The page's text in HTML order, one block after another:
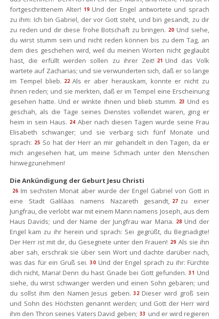
fortgeschrittenem Alter! 19 Und der Engel antwortete und sprach
zu ihm: Ich bin Gabriel, der vor Gott steht, und bin gesandt, zu dir
zu reden und dir diese frohe Botschaft zu bringen. 20 Und siehe,
du wirst stumm sein und nicht reden können bis zu dem Tag, an
dem dies geschehen wird, weil du meinen Worten nicht geglaubt
hast, die erfüllt werden sollen zu ihrer Zeit! 21 Und das Volk
wartete auf Zacharias; und sie verwunderten sich, daß er so lange
im Tempel blieb. 22 Als er aber herauskam, konnte er nicht zu
ihnen reden; und sie merkten, daß er im Tempel eine Erscheinung
gesehen hatte. Und er winkte ihnen und blieb stumm. 23 Und es
geschah, als die Tage seines Dienstes vollendet waren, ging er
heim in sein Haus. 24 Aber nach diesen Tagen wurde seine Frau
Elisabeth schwanger; und sie verbarg sich fünf Monate und
prach: 25 So hat der Herr an mir gehandelt in den Tagen, da er
mich angesehen hat, um meine Schmach unter den Menschen
hinwegzunehmen!
Die Ankündigung der Geburt Jesu Christi
26 Im sechsten Monat aber wurde der Engel Gabriel von Gott in
eine Stadt Galiläas namens Nazareth gesandt, 27 zu einer
Jungfrau, die verlobt war mit einem Mann namens Joseph, aus dem
Haus Davids; und der Name der Jungfrau war Maria. 28 Und der
Engel kam zu ihr herein und sprach: Sei gegrüßt, du Begnadigte!
Der Herr ist mit dir, du Gesegnete unter den Frauen! 29 Als sie ihn
aber sah, erschrak sie über sein Wort und dachte darüber nach,
was das für ein Gruß sei. 30 Und der Engel sprach zu ihr: Fürchte
dich nicht, Maria! Denn du hast Gnade bei Gott gefunden. 31 Und
iehe, du wirst schwanger werden und einen Sohn gebären; und
du sollst ihm den Namen Jesus geben. 32 Dieser wird groß sein
und Sohn des Höchsten genannt werden; und Gott der Herr wird
ihm den Thron seines Vaters David geben; 33 und er wird regieren